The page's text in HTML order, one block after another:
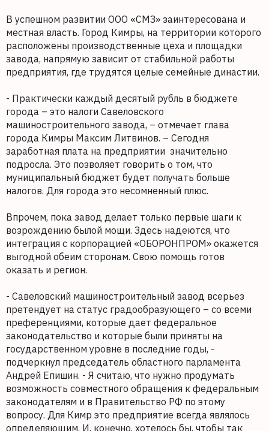
В успешном развитии ООО «СМЗ» заинтересована и
местная власть. Город Кимры, на территории которого
расположены производственные цеха и площадки
завода, напрямую зависит от стабильной работы
предприятия, где трудятся целые семейные династии.
- Практически каждый десятый рубль в бюджете
города – это налоги Савеловского
машиностроительного завода, – отмечает глава
города Кимры Максим Литвинов. – Сегодня
заработная плата на предприятии значительно
подросла. Это позволяет говорить о том, что
муниципальный бюджет будет получать больше
налогов. Для города это несомненный плюс.
Впрочем, пока завод делает только первые шаги к
возрождению былой мощи. Здесь надеются, что
интеграция с корпорацией «ОБОРОНПРОМ» окажется
выгодной обеим сторонам. Свою помощь готов
оказать и регион.
- Савеловский машиностроительный завод всерьез
претендует на статус градообразующего – со всеми
преференциями, которые дает федеральное
законодательство и которые были приняты на
государственном уровне в последние годы, -
подчеркнул председатель областного парламента
Андрей Епишин. - Я считаю, что нужно продумать
возможность совместного обращения к федеральным
законодателям и в Правительство РФ по этому
вопросу. Для Кимр это предприятие всегда являлось
определяющим. И, конечно, хотелось бы, чтобы так